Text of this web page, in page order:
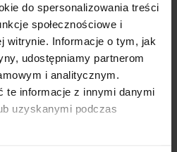
do spersonalizowania treści
społecznościowe i
witrynie. Informacje o tym, jak
udostępniamy partnerom
i analitycznym.
te informacje z innymi danymi
uzyskanymi podczas
ZE ZNAKOWANIEM